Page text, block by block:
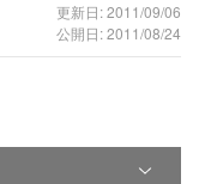
更新日: 2011/09/06
公開日: 2011/08/24